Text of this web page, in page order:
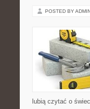
POSTED BY
lubią czytać o